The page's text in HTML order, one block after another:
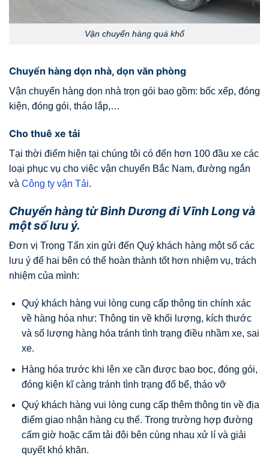
Vận chuyển hàng quá khổ
Chuyển hàng dọn nhà, dọn văn phòng
Vận chuyển hàng dọn nhà trọn gói bao gồm: bốc xếp, đóng
kiện, đóng gói, tháo lắp,…
Cho thuê xe tải
Tại thời điểm hiện tại chúng tôi có đến hơn 100 đầu xe các
loại phục vụ cho việc vận chuyển Bắc Nam, đường ngắn
và Công ty vận Tải.
Chuyển hàng từ Bình Dương đi Vĩnh Long và
một số lưu ý.
Đơn vị Trọng Tấn xin gửi đến Quý khách hàng một số các
lưu ý để hai bên có thể hoàn thành tốt hơn nhiệm vụ, trách
nhiệm của mình:
Quý khách hàng vui lòng cung cấp thông tin chính xác
về hàng hóa như: Thông tin về khối lượng, kích thước
và số lượng hàng hóa tránh tình trạng điều nhầm xe, sai
xe.
Hàng hóa trước khi lên xe cần được bao bọc, đóng gói,
đóng kiện kĩ càng tránh tình trạng đổ bể, tháo vỡ
Quý khách hàng vui lòng cung cấp thêm thông tin về địa
điểm giao nhận hàng cụ thể. Trong trường hợp đường
cấm giờ hoặc cấm tải đôi bên cùng nhau xử lí và giải
quyết khó khăn.